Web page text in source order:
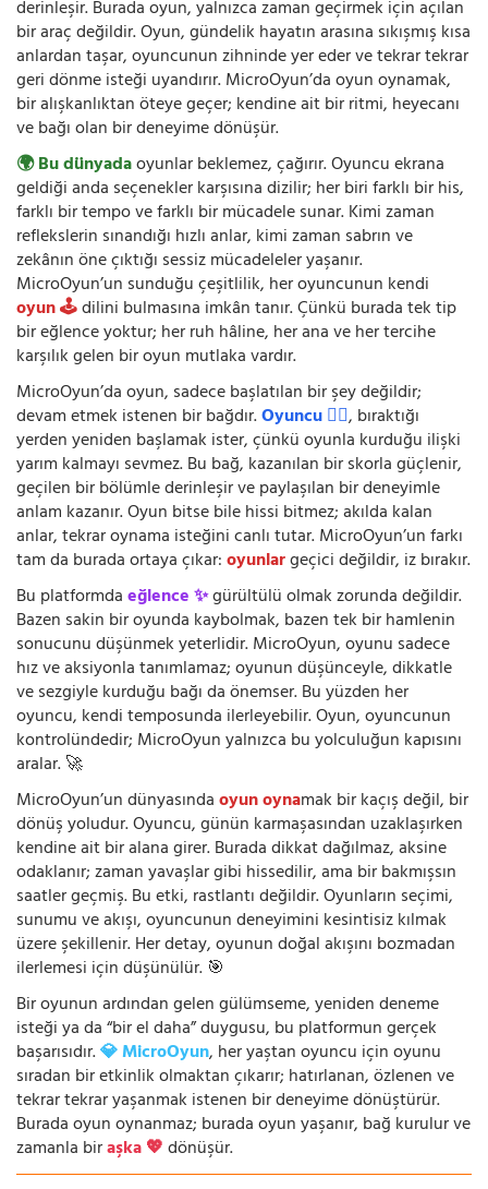
derinleşir. Burada oyun, yalnızca zaman geçirmek için açılan
bir araç değildir. Oyun, gündelik hayatın arasına sıkışmış kısa
anlardan taşar, oyuncunun zihninde yer eder ve tekrar tekrar
geri dönme isteği uyandırır. MicroOyun’da oyun oynamak,
bir alışkanlıktan öteye geçer; kendine ait bir ritmi, heyecanı
ve bağı olan bir deneyime dönüşür.
🌍 Bu dünyadaoyunlar beklemez, çağırır. Oyuncu ekrana
geldiği anda seçenekler karşısına dizilir; her biri farklı bir his,
farklı bir tempo ve farklı bir mücadele sunar. Kimi zaman
reflekslerin sınandığı hızlı anlar, kimi zaman sabrın ve
zekânın öne çıktığı sessiz mücadeleler yaşanır.
MicroOyun’un sunduğu çeşitlilik, her oyuncunun kendi
oyun 🕹️dilini bulmasına imkân tanır. Çünkü burada tek tip
bir eğlence yoktur; her ruh hâline, her ana ve her tercihe
karşılık gelen bir oyun mutlaka vardır.
MicroOyun’da oyun, sadece başlatılan bir şey değildir;
devam etmek istenen bir bağdır.Oyuncu 🧍‍♂️, bıraktığı
yerden yeniden başlamak ister, çünkü oyunla kurduğu ilişki
yarım kalmayı sevmez. Bu bağ, kazanılan bir skorla güçlenir,
geçilen bir bölümle derinleşir ve paylaşılan bir deneyimle
anlam kazanır. Oyun bitse bile hissi bitmez; akılda kalan
anlar, tekrar oynama isteğini canlı tutar. MicroOyun’un farkı
tam da burada ortaya çıkar:oyunlargeçici değildir, iz bırakır.
Bu platformdaeğlence ✨gürültülü olmak zorunda değildir.
Bazen sakin bir oyunda kaybolmak, bazen tek bir hamlenin
sonucunu düşünmek yeterlidir. MicroOyun, oyunu sadece
hız ve aksiyonla tanımlamaz; oyunun düşünceyle, dikkatle
ve sezgiyle kurduğu bağı da önemser. Bu yüzden her
oyuncu, kendi temposunda ilerleyebilir. Oyun, oyuncunun
kontrolündedir; MicroOyun yalnızca bu yolculuğun kapısını
aralar. 🚀
MicroOyun’un dünyasındaoyun oynamak bir kaçış değil, bir
dönüş yoludur. Oyuncu, günün karmaşasından uzaklaşırken
kendine ait bir alana girer. Burada dikkat dağılmaz, aksine
odaklanır; zaman yavaşlar gibi hissedilir, ama bir bakmışsın
saatler geçmiş. Bu etki, rastlantı değildir. Oyunların seçimi,
sunumu ve akışı, oyuncunun deneyimini kesintisiz kılmak
üzere şekillenir. Her detay, oyunun doğal akışını bozmadan
ilerlemesi için düşünülür. 🎯
Bir oyunun ardından gelen gülümseme, yeniden deneme
isteği ya da “bir el daha” duygusu, bu platformun gerçek
başarısıdır.💎 MicroOyun, her yaştan oyuncu için oyunu
sıradan bir etkinlik olmaktan çıkarır; hatırlanan, özlenen ve
tekrar tekrar yaşanmak istenen bir deneyime dönüştürür.
Burada oyun oynanmaz; burada oyun yaşanır, bağ kurulur ve
zamanla biraşka 💖dönüşür.